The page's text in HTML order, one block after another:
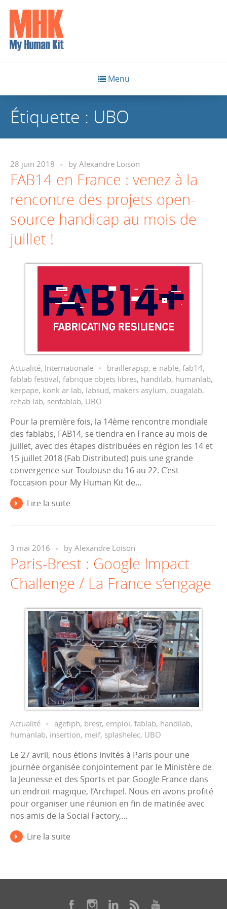
Menu
Étiquette : UBO
28 juin 2018 by Alexandre Loison
FAB14 en France : venez à la
rencontre des projets open-
source handicap au mois de
juillet !
Actualité, Internationale braillerapsp, e-nable, fab14,
fablab festival, fabrique objets libres, handilab, humanlab,
kerpape, konk ar lab, labsud, makers asylum, ouagalab,
rehab lab, senfablab, UBO
Pour la première fois, la 14ème rencontre mondiale
des fablabs, FAB14, se tiendra en France au mois de
juillet, avec des étapes distribuées en région les 14 et
15 juillet 2018 (Fab Distributed) puis une grande
convergence sur Toulouse du 16 au 22. C’est
l’occasion pour My Human Kit de…
Lire la suite
3 mai 2016 by Alexandre Loison
Paris-Brest : Google Impact
Challenge / La France s’engage
Actualité agefiph, brest, emploi, fablab, handilab,
humanlab, insertion, meif, splashelec, UBO
Le 27 avril, nous étions invités à Paris pour une
journée organisée conjointement par le Ministère de
la Jeunesse et des Sports et par Google France dans
un endroit magique, l’Archipel. Nous en avons profité
pour organiser une réunion en fin de matinée avec
nos amis de la Social Factory,…
Lire la suite